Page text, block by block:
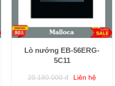
Lò nướng EB-56ERG-
5C11
20.180.000 đ Liên hệ